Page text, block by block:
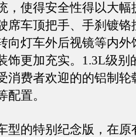
，使得安全性得以大幅
席车顶把手、手刹镀铬
向灯车外后视镜等内外
饰更加充实。1.3L级别
消费者欢迎的的铝制轮
置。
的特别纪念版，在原